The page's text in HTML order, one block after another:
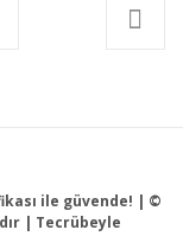
ile güvende! | ©
| Tecrübeyle